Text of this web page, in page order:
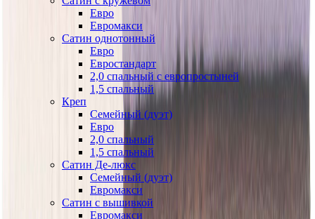
Евро
Евромакси
Сатин однотонный
Евро
Евростандарт
2,0 спальный с европростыней
1,5 спальный
Креп
Семейный (дуэт)
Евро
2,0 спальный
1,5 спальный
Сатин Де-люкс
Семейный (дуэт)
Евромакси
Сатин с вышивкой
Евромакси